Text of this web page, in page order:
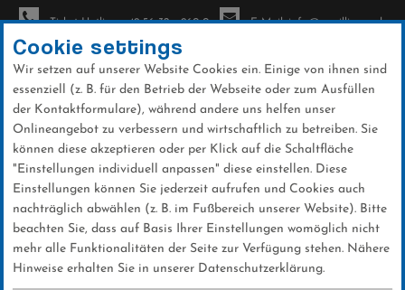
Direkt
zum
Inhalt
Ticket-Hotline: +49 56 32 - 960-0 E-Mail: info@sc-willingen.de
Galerien
Cookie settings
Wir setzen auf unserer Website Cookies ein. Einige von ihnen sind
essenziell (z. B. für den Betrieb der Webseite oder zum Ausfüllen
der Kontaktformulare), während andere uns helfen unser
Onlineangebot zu verbessern und wirtschaftlich zu betreiben. Sie
können diese akzeptieren oder per Klick auf die Schaltfläche
"Einstellungen individuell anpassen" diese einstellen. Diese
Einstellungen können Sie jederzeit aufrufen und Cookies auch
nachträglich abwählen (z. B. im Fußbereich unserer Website). Bitte
beachten Sie, dass auf Basis Ihrer Einstellungen womöglich nicht
mehr alle Funktionalitäten der Seite zur Verfügung stehen. Nähere
Hinweise erhalten Sie in unserer Datenschutzerklärung.